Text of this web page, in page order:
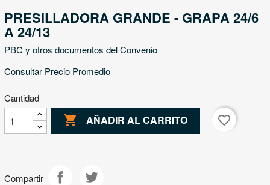
PRESILLADORA GRANDE - GRAPA 24/6
A 24/13
PBC y otros documentos del Convenio
Consultar Precio Promedio
Cantidad
 AÑADIR AL CARRITO favorite_border
Compartir